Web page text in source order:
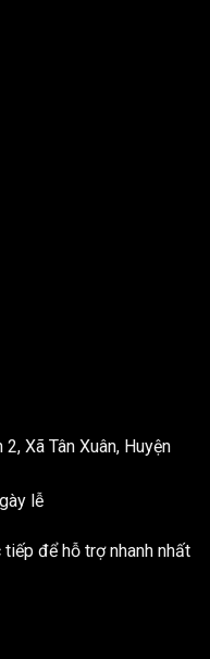
Xã Tân Xuân, Huyện
lễ
để hỗ trợ nhanh nhất